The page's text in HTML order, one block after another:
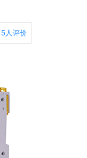
5人评价